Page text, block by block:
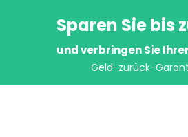
Sparen Sie bis
und verbringen Sie
Geld-zurück-